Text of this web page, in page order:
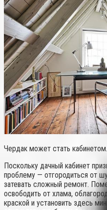
Чердак может стать
Поскольку дачный кабинет
проблему — отгородиться от
затевать сложный ремонт.
освободить от хлама,
краской и установить здесь